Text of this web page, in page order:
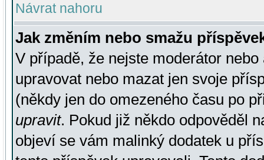
Návrat nahoru
Jak změním nebo smažu
V případě, že nejste moderátor
upravovat nebo mazat jen svoje
(někdy jen do omezeného času po
upravit. Pokud již někdo odpověděl
objeví se vám malinký dodatek u